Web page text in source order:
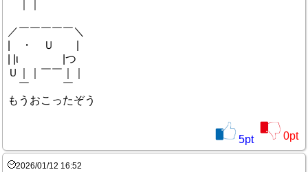
／￣￣￣￣￣＼
| ・ Ｕ |
| |ι |つ
Ｕ｜｜￣￣｜｜
￣ ￣
もうおこったぞう
5pt 0pt
2026/01/12 16:52